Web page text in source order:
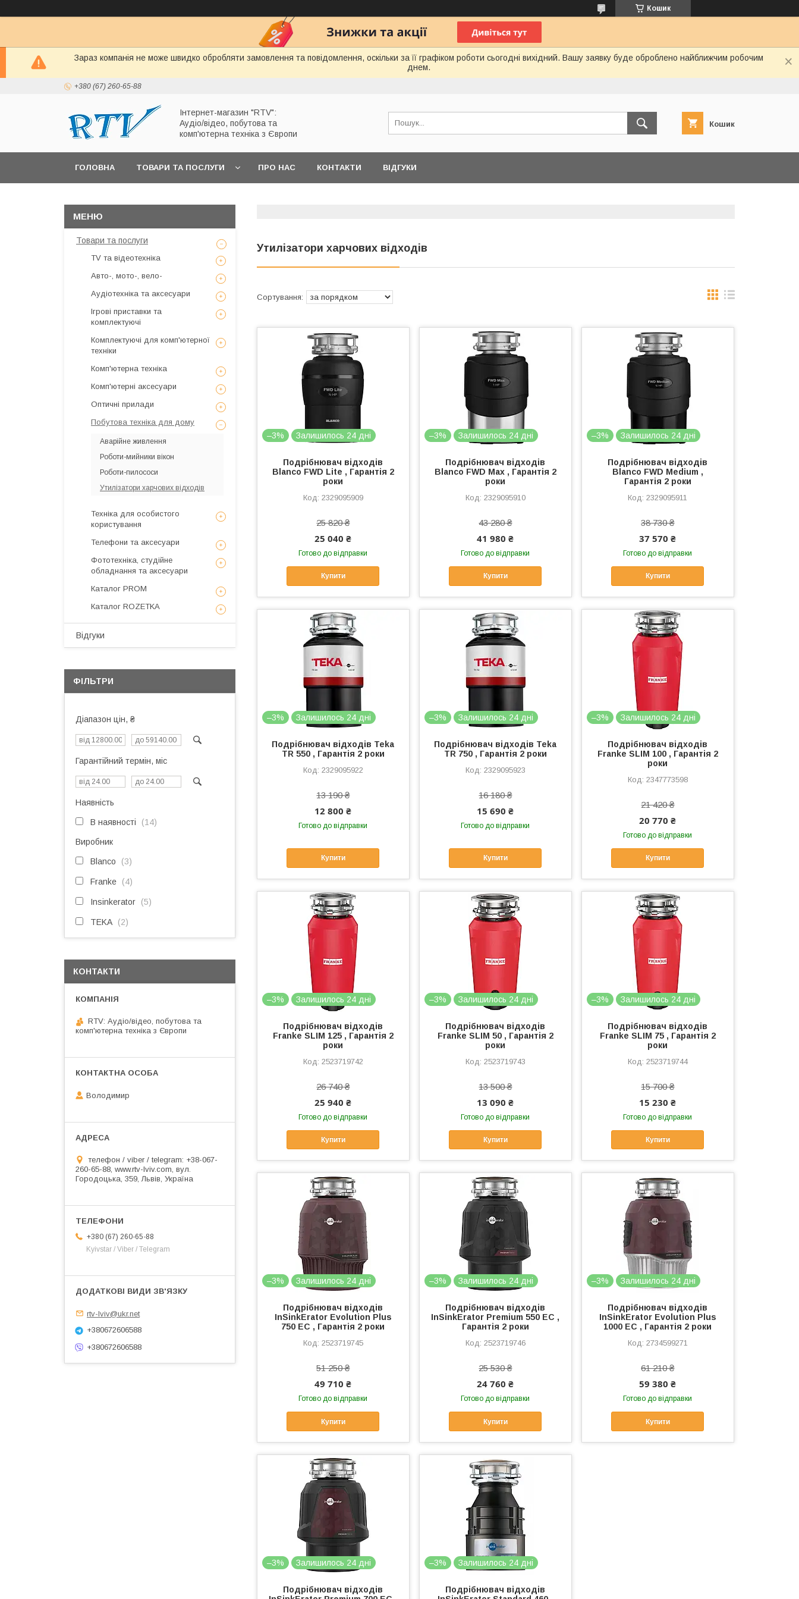
Кошик
Зараз компанія не може швидко обробляти замовлення та повідомлення, оскільки за її графіком роботи сьогодні вихідний. Вашу заявку буде оброблено найближчим робочим
днем.
+380 (67) 260-65-88
Інтернет-магазин "RTV":
Аудіо/відео, побутова та
комп'ютерна техніка з Європи
Кошик
ГОЛОВНА ТОВАРИ ТА ПОСЛУГИ ПРО НАС КОНТАКТИ ВІДГУКИ
Утилізатори харчових відходів
–3% Залишилось 24 дні
Подрібнювач відходів
Blanco FWD Lite , Гарантія 2
роки
2329095909
25 820 ₴
25 040 ₴
Готово до відправки
Купити
–3% Залишилось 24 дні
Подрібнювач відходів
Blanco FWD Max , Гарантія 2
роки
2329095910
43 280 ₴
41 980 ₴
Готово до відправки
Купити
–3% Залишилось 24 дні
Подрібнювач відходів
Blanco FWD Medium ,
Гарантія 2 роки
2329095911
38 730 ₴
37 570 ₴
Готово до відправки
Купити
–3% Залишилось 24 дні
Подрібнювач відходів Teka
TR 550 , Гарантія 2 роки
2329095922
13 190 ₴
12 800 ₴
Готово до відправки
Купити
–3% Залишилось 24 дні
Подрібнювач відходів Teka
TR 750 , Гарантія 2 роки
2329095923
16 180 ₴
15 690 ₴
Готово до відправки
Купити
–3% Залишилось 24 дні
Подрібнювач відходів
Franke SLIM 100 , Гарантія 2
роки
2347773598
21 420 ₴
20 770 ₴
Готово до відправки
Купити
–3% Залишилось 24 дні
Подрібнювач відходів
Franke SLIM 125 , Гарантія 2
роки
2523719742
26 740 ₴
25 940 ₴
Готово до відправки
Купити
–3% Залишилось 24 дні
Подрібнювач відходів
Franke SLIM 50 , Гарантія 2
роки
2523719743
13 500 ₴
13 090 ₴
Готово до відправки
Купити
–3% Залишилось 24 дні
Подрібнювач відходів
Franke SLIM 75 , Гарантія 2
роки
2523719744
15 700 ₴
15 230 ₴
Готово до відправки
Купити
–3% Залишилось 24 дні
Подрібнювач відходів
InSinkErator Evolution Plus
750 EC , Гарантія 2 роки
2523719745
51 250 ₴
49 710 ₴
Готово до відправки
Купити
–3% Залишилось 24 дні
Подрібнювач відходів
InSinkErator Premium 550 EC ,
Гарантія 2 роки
2523719746
25 530 ₴
24 760 ₴
Готово до відправки
Купити
–3% Залишилось 24 дні
Подрібнювач відходів
InSinkErator Evolution Plus
1000 EC , Гарантія 2 роки
2734599271
61 210 ₴
59 380 ₴
Готово до відправки
Купити
–3% Залишилось 24 дні
Подрібнювач відходів
–3% Залишилось 24 дні
Подрібнювач відходів
Товари та послуги
TV та відеотехніка
Авто-, мото-, вело-
Аудіотехніка та аксесуари
Ігрові приставки та
комплектуючі
Комплектуючі для комп'ютерної
техніки
Комп'ютерна техніка
Комп'ютерні аксесуари
Оптичні прилади
Побутова техніка для дому
Аварійне живлення
Роботи-мийники вікон
Роботи-пилососи
Утилізатори харчових відходів
Техніка для особистого
користування
Телефони та аксесуари
Фототехніка, студійне
обладнання та аксесуари
Каталог PROM
Каталог ROZETKA
Відгуки
ФІЛЬТРИ
Діапазон цін, ₴
Гарантійний термін, міс
Наявність
В наявності 14
Виробник
Blanco 3
Franke 4
Insinkerator 5
TEKA 2
КОНТАКТИ
RTV: Аудіо/відео, побутова та
комп'ютерна техніка з Європи
Володимир
телефон / viber / telegram: +38-067-
260-65-88, www.rtv-lviv.com, вул.
Городоцька, 359, Львів, Україна
+380 (67) 260-65-88
Kyivstar / Viber / Telegram
rtv-lviv@ukr.net
+380672606588
+380672606588